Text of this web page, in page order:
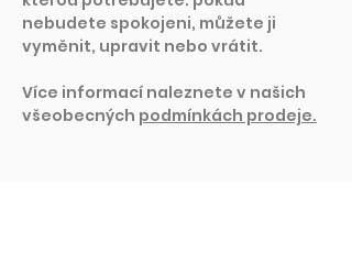
nebudete spokojeni, můžete ji
vyměnit, upravit nebo vrátit.
Více informací naleznete v našich
všeobecných podmínkách prodeje.